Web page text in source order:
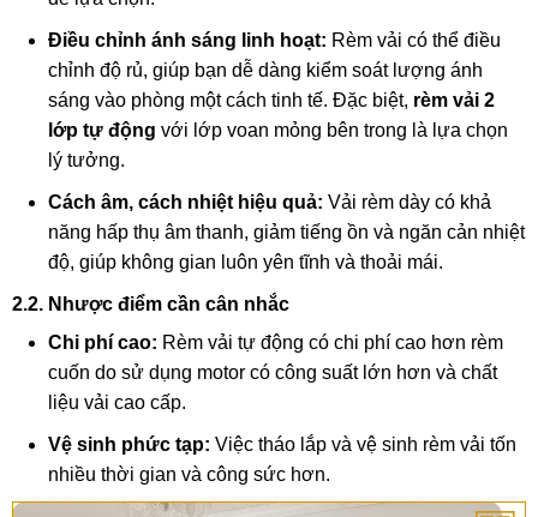
Điều chỉnh ánh sáng linh hoạt: Rèm vải có thể điều
chỉnh độ rủ, giúp bạn dễ dàng kiểm soát lượng ánh
sáng vào phòng một cách tinh tế. Đặc biệt, rèm vải 2
lớp tự động với lớp voan mỏng bên trong là lựa chọn
lý tưởng.
Cách âm, cách nhiệt hiệu quả: Vải rèm dày có khả
năng hấp thụ âm thanh, giảm tiếng ồn và ngăn cản nhiệt
độ, giúp không gian luôn yên tĩnh và thoải mái.
2.2. Nhược điểm cần cân nhắc
Chi phí cao: Rèm vải tự động có chi phí cao hơn rèm
cuốn do sử dụng motor có công suất lớn hơn và chất
liệu vải cao cấp.
Vệ sinh phức tạp: Việc tháo lắp và vệ sinh rèm vải tốn
nhiều thời gian và công sức hơn.